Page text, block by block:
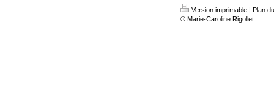
Version imprimable | Plan
© Marie-Caroline Rigollet